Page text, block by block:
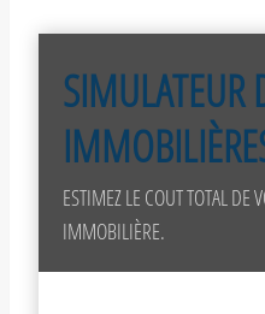
SIMULATEUR
ESTIMEZ LE COUT TOTAL DE
IMMOBILIÈRE.